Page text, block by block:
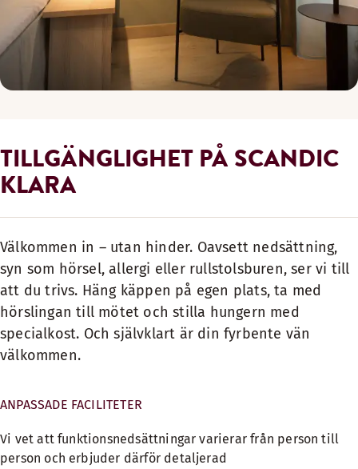
TILLGÄNGLIGHET PÅ SCANDIC
KLARA
Välkommen in – utan hinder. Oavsett nedsättning,
syn som hörsel, allergi eller rullstolsburen, ser vi till
att du trivs. Häng käppen på egen plats, ta med
hörslingan till mötet och stilla hungern med
specialkost. Och självklart är din fyrbente vän
välkommen.
ANPASSADE FACILITETER
Vi vet att funktionsnedsättningar varierar från person till
person och erbjuder därför detaljerad